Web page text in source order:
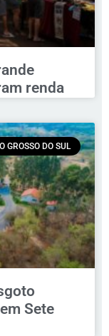
renda
GROSSO DO SUL
Sete